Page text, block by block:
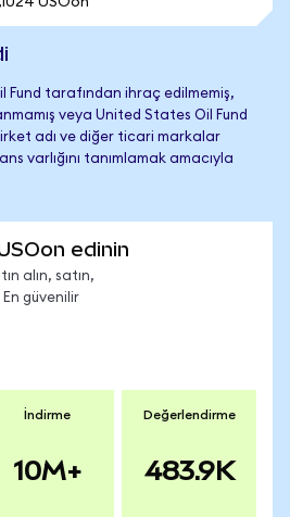
Fund tarafından ihraç edilmemiş,
veya United States Oil Fund
adı ve diğer ticari markalar
varlığını tanımlamak amacıyla
edinin
alın, satın,
güvenilir
İndirme
10M+
Değerlendirme
483.9K